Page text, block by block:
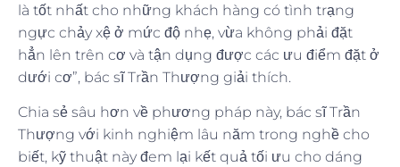
là tốt nhất cho những khách hàng có tình trạng
ngực chảy xệ ở mức độ nhẹ, vừa không phải đặt
hẳn lên trên cơ và tận dụng được các ưu điểm đặt ở
dưới cơ”, bác sĩ Trần Thượng giải thích.
Chia sẻ sâu hơn về phương pháp này, bác sĩ Trần
Thượng với kinh nghiệm lâu năm trong nghề cho
biết, kỹ thuật này đem lại kết quả tối ưu cho dáng